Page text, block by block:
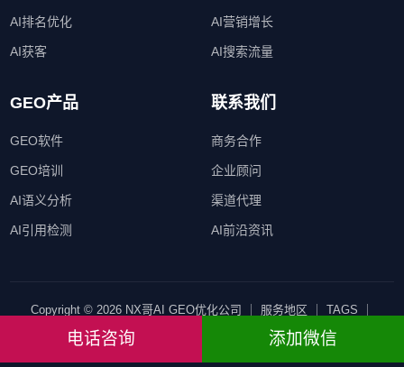
AI排名优化
AI获客
AI营销增长
AI搜索流量
GEO产品
GEO软件
GEO培训
AI语义分析
AI引用检测
联系我们
商务合作
企业顾问
渠道代理
AI前沿资讯
Copyright © 2026 NX哥AI GEO优化公司 ｜ 服务地区 TAGS
SITEMAP
｜ All Rights Reserved
电话咨询 添加微信